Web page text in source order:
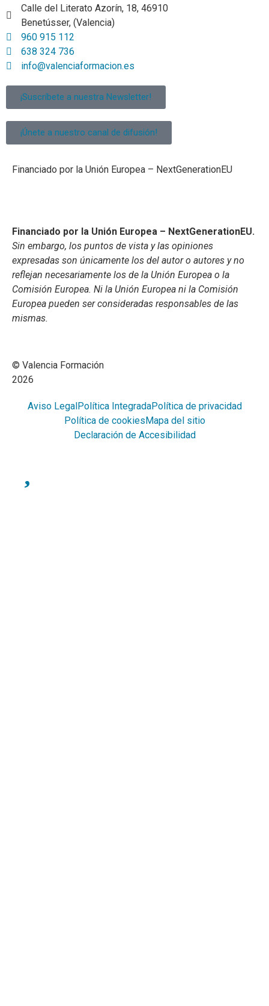
Calle del Literato Azorín, 18, 46910
Benetússer, (Valencia)
960 915 112
638 324 736
info@valenciaformacion.es
¡Suscríbete a nuestra Newsletter!
¡Únete a nuestro canal de difusión!
Financiado por la Unión Europea – NextGenerationEU
Financiado por la Unión Europea – NextGenerationEU.
Sin embargo, los puntos de vista y las opiniones
expresadas son únicamente los del autor o autores y no
reflejan necesariamente los de la Unión Europea o la
Comisión Europea. Ni la Unión Europea ni la Comisión
Europea pueden ser consideradas responsables de las
mismas.
© Valencia Formación
2026
Aviso Legal Política IntegradaPolítica de privacidad
Política de cookies Mapa del sitio
Declaración de Accesibilidad